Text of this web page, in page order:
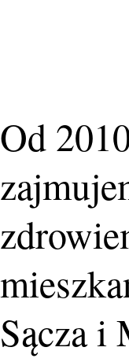
Od
Sącza i